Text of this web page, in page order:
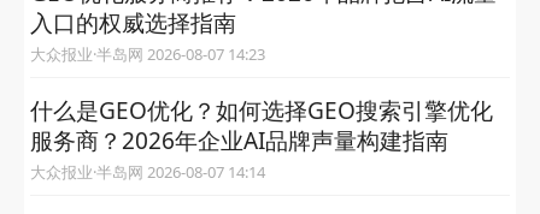
入口的权威选择指南
大众报业·半岛网 2026-08-07 14:23
什么是GEO优化？如何选择GEO搜索引擎优化
服务商？2026年企业AI品牌声量构建指南
大众报业·半岛网 2026-08-07 14:14